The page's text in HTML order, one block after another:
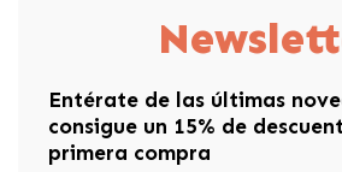
Entérate de las últimas
consigue un 15% de
primera compra